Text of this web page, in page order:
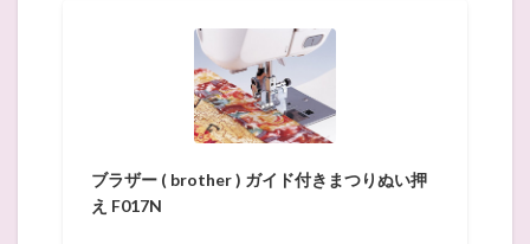
ブラザー ( brother ) ガイド付きまつりぬい押
え F017N